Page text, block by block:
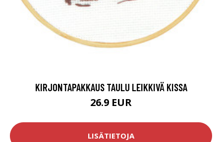
KIRJONTAPAKKAUS TAULU LEIKKIVÄ KISSA
26.9 EUR
LISÄTIETOJA